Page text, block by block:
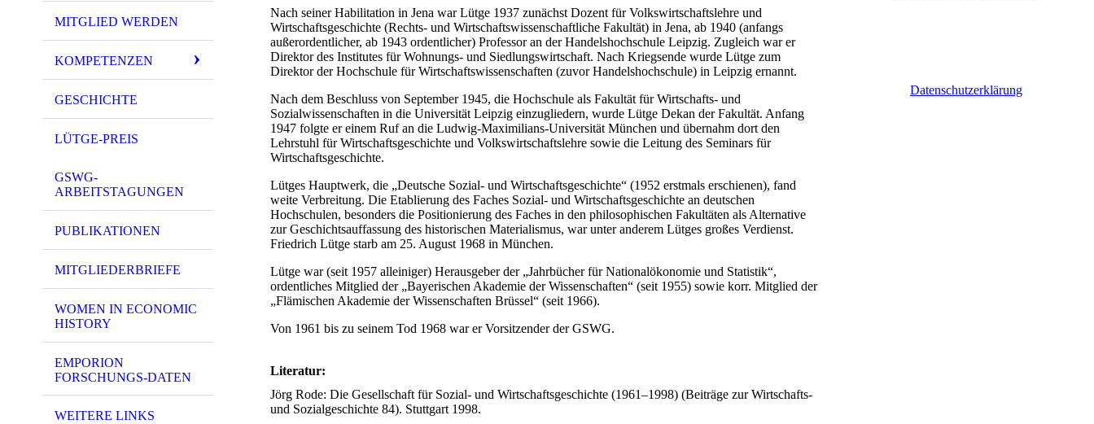
MITGLIED WERDEN
KOMPETENZEN
GESCHICHTE
LÜTGE-PREIS
GSWG-
ARBEITSTAGUNGEN
PUBLIKATIONEN
MITGLIEDERBRIEFE
WOMEN IN ECONOMIC
HISTORY
EMPORION
FORSCHUNGS-DATEN
WEITERE LINKS
Nach seiner Habilitation in Jena war Lütge 1937 zunächst Dozent für Volkswirtschaftslehre und
Wirtschaftsgeschichte (Rechts- und Wirtschaftswissenschaftliche Fakultät) in Jena, ab 1940 (anfangs
außerordentlicher, ab 1943 ordentlicher) Professor an der Handelshochschule Leipzig. Zugleich war er
Direktor des Institutes für Wohnungs- und Siedlungswirtschaft. Nach Kriegsende wurde Lütge zum
Direktor der Hochschule für Wirtschaftswissenschaften (zuvor Handelshochschule) in Leipzig ernannt.
Nach dem Beschluss von September 1945, die Hochschule als Fakultät für Wirtschafts- und
Sozialwissenschaften in die Universität Leipzig einzugliedern, wurde Lütge Dekan der Fakultät. Anfang
1947 folgte er einem Ruf an die Ludwig-Maximilians-Universität München und übernahm dort den
Lehrstuhl für Wirtschaftsgeschichte und Volkswirtschaftslehre sowie die Leitung des Seminars für
Wirtschaftsgeschichte.
Lütges Hauptwerk, die „Deutsche Sozial- und Wirtschaftsgeschichte“ (1952 erstmals erschienen), fand
weite Verbreitung. Die Etablierung des Faches Sozial- und Wirtschaftsgeschichte an deutschen
Hochschulen, besonders die Positionierung des Faches in den philosophischen Fakultäten als Alternative
zur Geschichtsauffassung des historischen Materialismus, war unter anderem Lütges großes Verdienst.
Friedrich Lütge starb am 25. August 1968 in München.
Lütge war (seit 1957 alleiniger) Herausgeber der „Jahrbücher für Nationalökonomie und Statistik“,
ordentliches Mitglied der „Bayerischen Akademie der Wissenschaften“ (seit 1955) sowie korr. Mitglied der
„Flämischen Akademie der Wissenschaften Brüssel“ (seit 1966).
Von 1961 bis zu seinem Tod 1968 war er Vorsitzender der GSWG.
Literatur:
Jörg Rode: Die Gesellschaft für Sozial- und Wirtschaftsgeschichte (1961–1998) (Beiträge zur Wirtschafts-
und Sozialgeschichte 84). Stuttgart 1998.
Datenschutzerklärung